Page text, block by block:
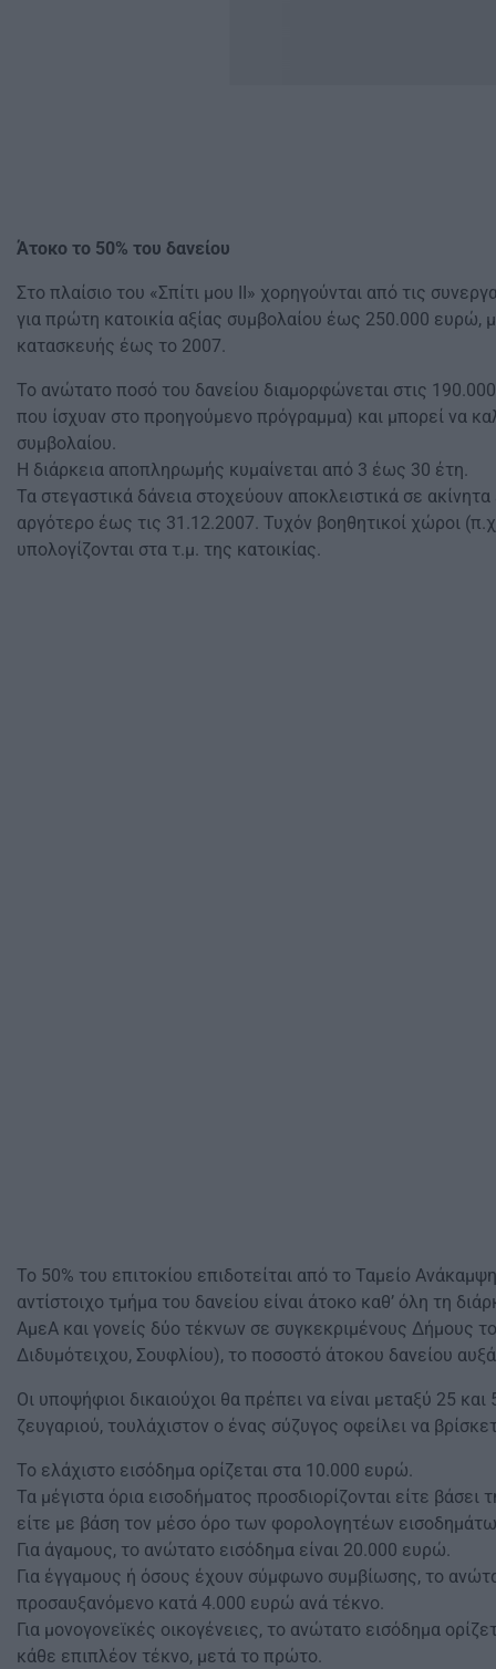
Άτοκο το 50% του δανείου
Στο πλαίσιο του «Σπίτι μου ΙΙ» χορηγούνται από τις
για πρώτη κατοικία αξίας συμβολαίου έως 250.000 ευρώ,
κατασκευής έως το 2007.
Το ανώτατο ποσό του δανείου διαμορφώνεται στις
που ίσχυαν στο προηγούμενο πρόγραμμα) και μπορεί να
συμβολαίου.
Η διάρκεια αποπληρωμής κυμαίνεται από 3 έως 30 έτη.
Τα στεγαστικά δάνεια στοχεύουν αποκλειστικά σε
αργότερο έως τις 31.12.2007. Τυχόν βοηθητικοί χώροι
υπολογίζονται στα τ.μ. της κατοικίας.
Το 50% του επιτοκίου επιδοτείται από το Ταμείο
αντίστοιχο τμήμα του δανείου είναι άτοκο καθ’ όλη τη
ΑμεΑ και γονείς δύο τέκνων σε συγκεκριμένους Δήμους
Διδυμότειχου, Σουφλίου), το ποσοστό άτοκου δανείου
Οι υποψήφιοι δικαιούχοι θα πρέπει να είναι μεταξύ 25
ζευγαριού, τουλάχιστον ο ένας σύζυγος οφείλει να
Το ελάχιστο εισόδημα ορίζεται στα 10.000 ευρώ.
Τα μέγιστα όρια εισοδήματος προσδιορίζονται είτε
είτε με βάση τον μέσο όρο των φορολογητέων
Για άγαμους, το ανώτατο εισόδημα είναι 20.000 ευρώ.
Για έγγαμους ή όσους έχουν σύμφωνο συμβίωσης, το
προσαυξανόμενο κατά 4.000 ευρώ ανά τέκνο.
Για μονογονεϊκές οικογένειες, το ανώτατο εισόδημα
κάθε επιπλέον τέκνο, μετά το πρώτο.